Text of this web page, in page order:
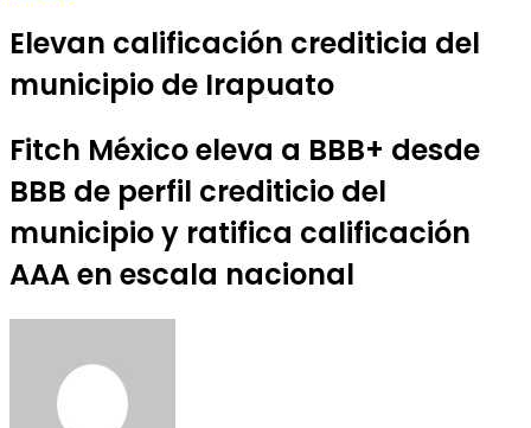
Elevan calificación crediticia del
municipio de Irapuato
Fitch México eleva a BBB+ desde
BBB de perfil crediticio del
municipio y ratifica calificación
AAA en escala nacional